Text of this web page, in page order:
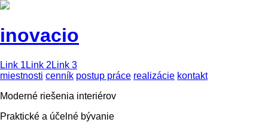
inovacio
Link 1 Link 2 Link 3
miestnosti cenník postup práce realizácie kontakt
Moderné riešenia interiérov
Praktické a účelné bývanie